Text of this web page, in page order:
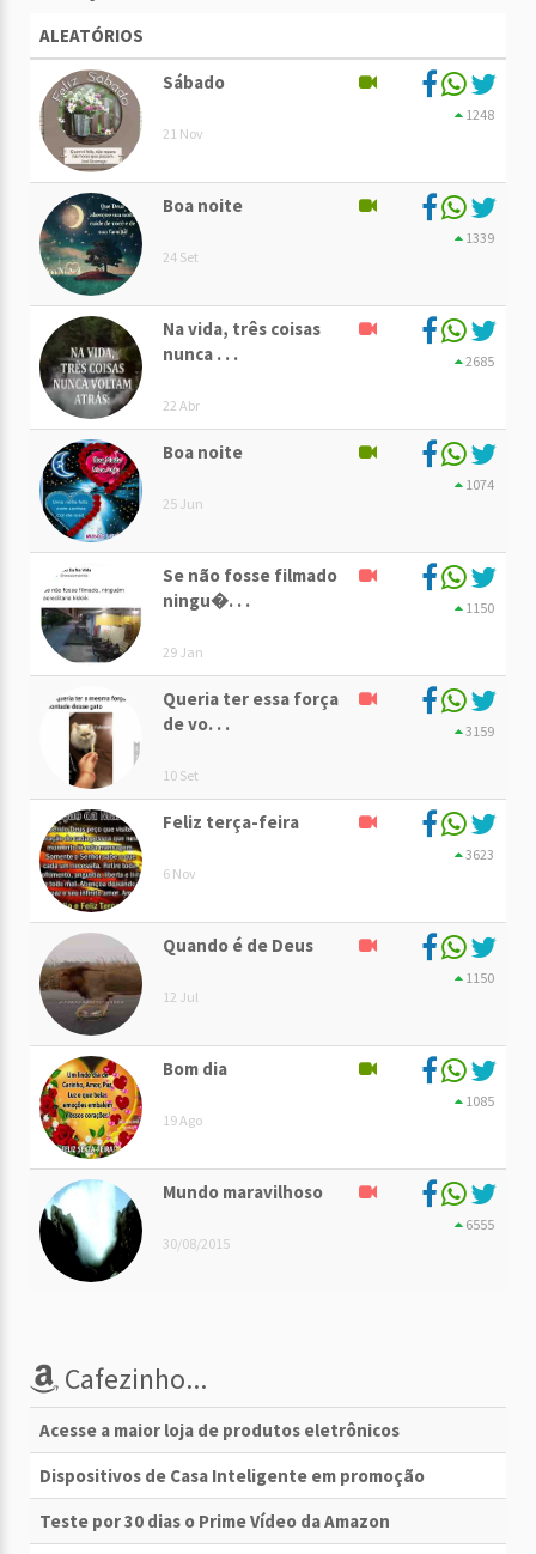
ALEATÓRIOS
Sábado
21 Nov
1248
Boa noite
24 Set
1339
Na vida, três coisas
nunca . . .
22 Abr
2685
Boa noite
25 Jun
1074
Se não fosse filmado
ningu�. . .
29 Jan
1150
Queria ter essa força
de vo. . .
10 Set
3159
Feliz terça-feira
6 Nov
3623
Quando é de Deus
12 Jul
1150
Bom dia
19 Ago
1085
Mundo maravilhoso
30/08/2015
6555
Cafezinho...
Acesse a maior loja de produtos eletrônicos
Dispositivos de Casa Inteligente em promoção
Teste por 30 dias o Prime Vídeo da Amazon